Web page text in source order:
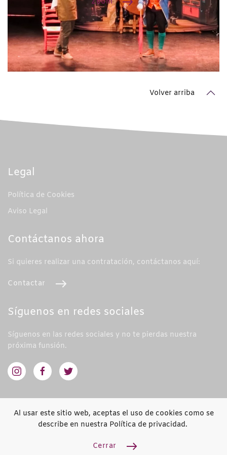
Volver arriba
Legal
Política de Cookies
Aviso Legal
Contáctanos ahora
Si quieres realizar una contratación, contáctanos aquí:
Contactar
Síguenos en redes sociales
Síguenos en las redes sociales y no te pierdas nuestra
próxima funsión.
Fussion Teatro 2023
Al usar este sitio web, aceptas el uso de cookies como se
describe en nuestra Política de privacidad.
Cerrar